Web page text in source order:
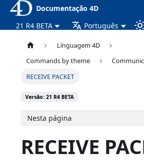
Documentação 4D
21 R4 BETA
Português
Línguagem 4D
Commands by theme
RECEIVE PACKET
Versão: 21 R4 BETA
Nesta página
RECEIVE